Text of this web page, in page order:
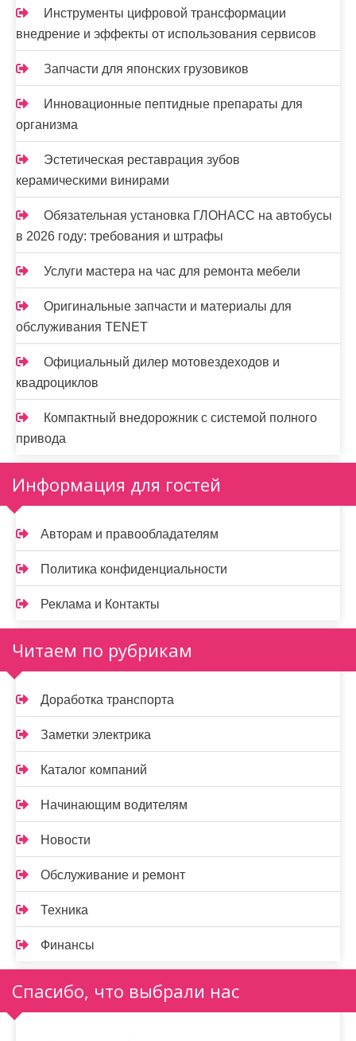
Инструменты цифровой трансформации
внедрение и эффекты от использования сервисов
Запчасти для японских грузовиков
Инновационные пептидные препараты для
организма
Эстетическая реставрация зубов
керамическими винирами
Обязательная установка ГЛОНАСС на автобусы
в 2026 году: требования и штрафы
Услуги мастера на час для ремонта мебели
Оригинальные запчасти и материалы для
обслуживания TENET
Официальный дилер мотовездеходов и
квадроциклов
Компактный внедорожник с системой полного
привода
Информация для гостей
Авторам и правообладателям
Политика конфиденциальности
Реклама и Контакты
Читаем по рубрикам
Доработка транспорта
Заметки электрика
Каталог компаний
Начинающим водителям
Новости
Обслуживание и ремонт
Техника
Финансы
Спасибо, что выбрали нас